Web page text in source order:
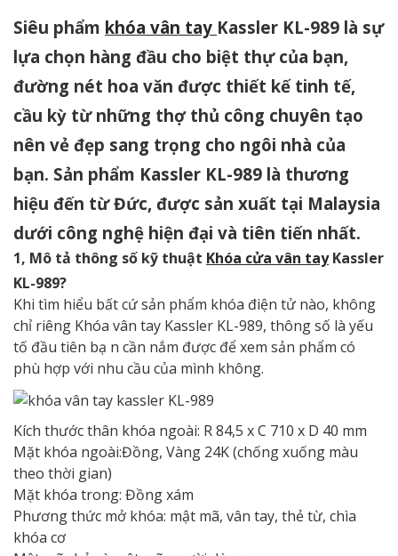
Siêu phẩm khóa vân tay Kassler KL-989 là sự
lựa chọn hàng đầu cho biệt thự của bạn,
đường nét hoa văn được thiết kế tinh tế,
cầu kỳ từ những thợ thủ công chuyên tạo
nên vẻ đẹp sang trọng cho ngôi nhà của
bạn. Sản phẩm Kassler KL-989 là thương
hiệu đến từ Đức, được sản xuất tại Malaysia
dưới công nghệ hiện đại và tiên tiến nhất.
1, Mô tả thông số kỹ thuật Khóa cửa vân tayKassler
KL-989?
Khi tìm hiểu bất cứ sản phẩm khóa điện tử nào, không
chỉ riêng Khóa vân tay Kassler KL-989, thông số là yếu
tố đầu tiên bạ n cần nắm được để xem sản phẩm có
phù hợp với nhu cầu của mình không.
Kích thước thân khóa ngoài: R 84,5 x C 710 x D 40 mm
Mặt khóa ngoài:Đồng, Vàng 24K (chống xuống màu
theo thời gian)
Mặt khóa trong: Đồng xám
Phương thức mở khóa: mật mã, vân tay, thẻ từ, chìa
khóa cơ